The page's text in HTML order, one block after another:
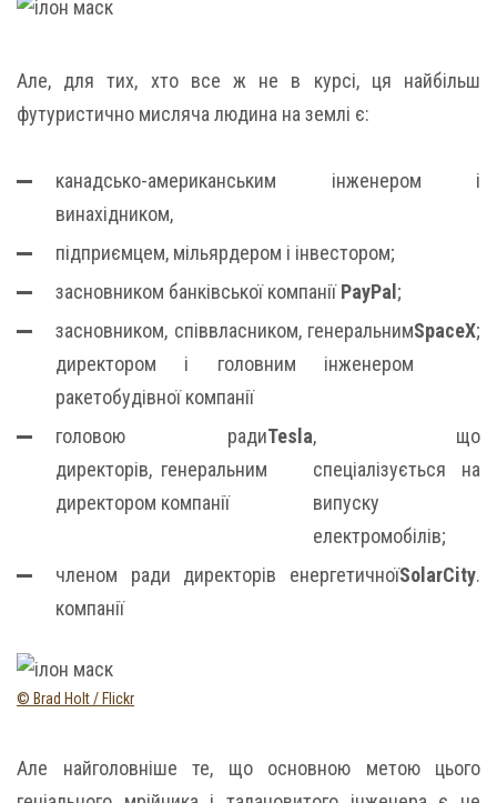
Але, для тих, хто все ж не в курсі, ця найбільш
футуристично мисляча людина на землі є:
канадсько-американським інженером і
винахідником,
підприємцем, мільярдером і інвестором;
засновником банківської компаніїPayPal;
засновником, співвласником, генеральним
директором і головним інженером
ракетобудівної компанії
SpaceX;
головою ради
директорів, генеральним
директором компанії
Tesla, що
спеціалізується на
випуску
електромобілів;
членом ради директорів енергетичної
компанії
SolarCity.
© Brad Holt / Flickr
Але найголовніше те, що основною метою цього